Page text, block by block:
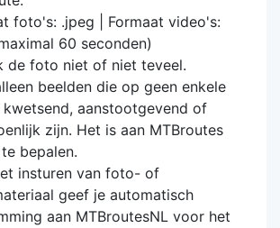
foto's: .jpeg | Formaat video's:
60 seconden)
de foto niet of niet teveel.
beelden die op geen enkele
kwetsend, aanstootgevend of
zijn. Het is aan MTBroutes
bepalen.
insturen van foto- of
geef je automatisch
aan MTBroutesNL voor het